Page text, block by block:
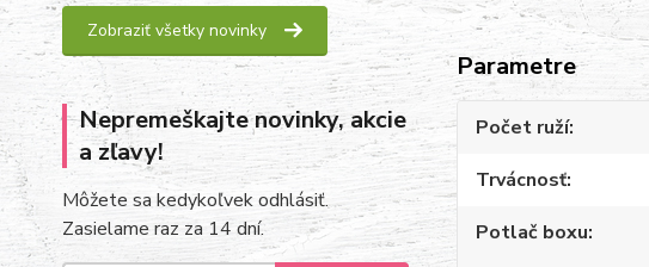
Zobraziť všetky novinky
Nepremeškajte novinky, akcie
a zľavy!
Môžete sa kedykoľvek odhlásiť.
Zasielame raz za 14 dní.
Parametre
Počet ruží
Trvácnosť
Potlač boxu